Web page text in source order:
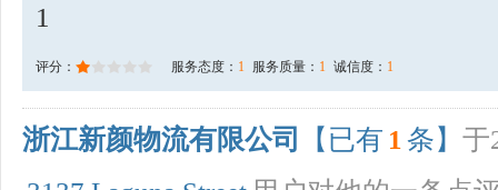
1
评分： 服务态度： 1 服务质量： 1 诚信度： 1
浙江新颜物流有限公司 【已有 1 条】 于